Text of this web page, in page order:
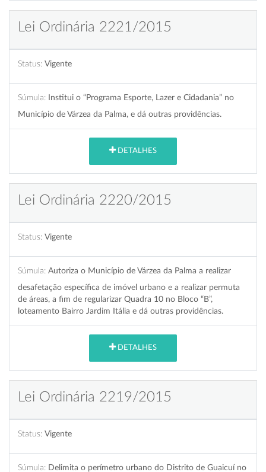
Lei Ordinária 2221/2015
Status: Vigente
Súmula: Institui o “Programa Esporte, Lazer e Cidadania” no
Município de Várzea da Palma, e dá outras providências.
DETALHES
Lei Ordinária 2220/2015
Status: Vigente
Súmula: Autoriza o Município de Várzea da Palma a realizar
desafetação específica de imóvel urbano e a realizar permuta
de áreas, a fim de regularizar Quadra 10 no Bloco “B”,
loteamento Bairro Jardim Itália e dá outras providências.
DETALHES
Lei Ordinária 2219/2015
Status: Vigente
Súmula: Delimita o perímetro urbano do Distrito de Guaicuí no